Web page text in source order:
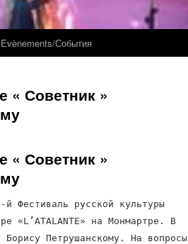
Evènements/События
« Советник »
« Советник »
русской культуры
«L’ATALANTE» на Монмартре. В
Петрушанскому. На вопросы